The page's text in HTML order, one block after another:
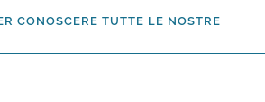
CONOSCERE TUTTE LE NOSTRE